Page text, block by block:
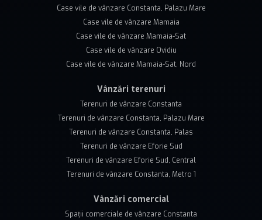
Case vile de vânzare Constanta, Palazu Mare
Case vile de vânzare Mamaia
Case vile de vânzare Mamaia-Sat
Case vile de vânzare Ovidiu
Case vile de vânzare Mamaia-Sat, Nord
Vânzări terenuri
Terenuri de vânzare Constanta
Terenuri de vânzare Constanta, Palazu Mare
Terenuri de vânzare Constanta, Palas
Terenuri de vânzare Eforie Sud
Terenuri de vânzare Eforie Sud, Central
Terenuri de vânzare Constanta, Metro 1
Vânzări comercial
Spații comerciale de vânzare Constanta